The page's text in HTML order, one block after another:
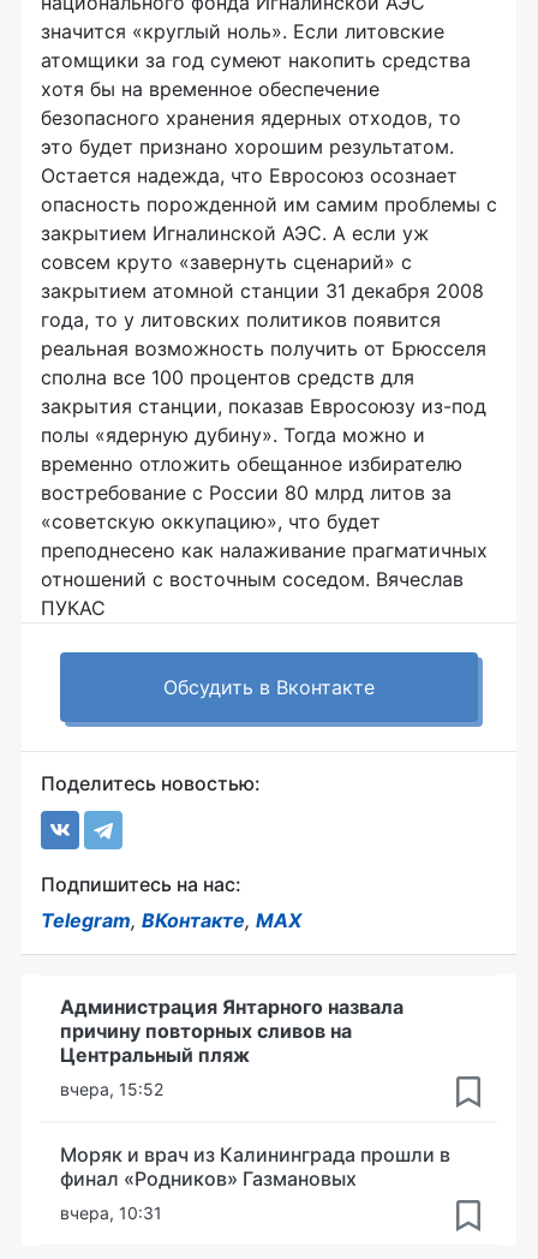
значится «круглый ноль». Если литовские
атомщики за год сумеют накопить средства
хотя бы на временное обеспечение
безопасного хранения ядерных отходов, то
это будет признано хорошим результатом.
Остается надежда, что Евросоюз осознает
опасность порожденной им самим проблемы с
закрытием Игналинской АЭС. А если уж
совсем круто «завернуть сценарий» с
закрытием атомной станции 31 декабря 2008
года, то у литовских политиков появится
реальная возможность получить от Брюсселя
сполна все 100 процентов средств для
закрытия станции, показав Евросоюзу из-под
полы «ядерную дубину». Тогда можно и
временно отложить обещанное избирателю
востребование с России 80 млрд литов за
«советскую оккупацию», что будет
преподнесено как налаживание прагматичных
отношений с восточным соседом. Вячеслав
ПУКАС
Обсудить в Вконтакте
Поделитесь новостью:
Подпишитесь на нас:
Telegram, ВКонтакте, MAX
Администрация Янтарного назвала
причину повторных сливов на
Центральный пляж
вчера, 15:52
Моряк и врач из Калининграда прошли в
финал «Родников» Газмановых
вчера, 10:31